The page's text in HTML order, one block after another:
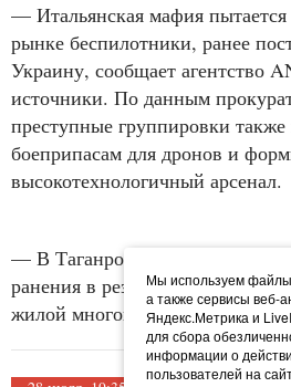
— Итальянская мафия
рынке беспилотники, ранее
Украину, сообщает агентство
источники. По данным
преступные группировки
боеприпасам для дронов и
высокотехнологичный арсенал.
— В Таганроге женщина
ранения в результате падения
жилой многоквартирный дом во
Мы используем
а также сервисы веб-
Яндекс.Метрика и
для сбора
информации о
пользователей на